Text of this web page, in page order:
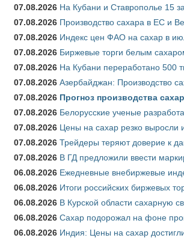
07.08.2026 На Кубани и Ставрополье 15
07.08.2026 Производство сахара в ЕС и
07.08.2026 Индекс цен ФАО на сахар в
07.08.2026 Биржевые торги белым
07.08.2026 На Кубани переработано 500
07.08.2026 Азербайджан: Производство
07.08.2026 Прогноз производства
07.08.2026 Белорусские ученые
07.08.2026 Цены на сахар резко выросли
07.08.2026 Трейдеры теряют доверие к
07.08.2026 В ГД предложили ввести
06.08.2026 Ежедневные внебиржевые
06.08.2026 Итоги российских биржевых
06.08.2026 В Курской области сахарную
06.08.2026 Сахар подорожал на фоне
06.08.2026 Индия: Цены на сахар